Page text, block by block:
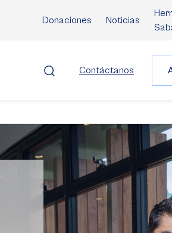
Donaciones Noticias
Contáctanos